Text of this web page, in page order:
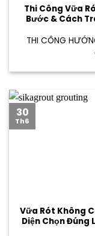
Thi Công Vữa
Bước & Cách
THI CÔNG
Vữa Rót Không
Diện Chọn Đúng
30
Th6